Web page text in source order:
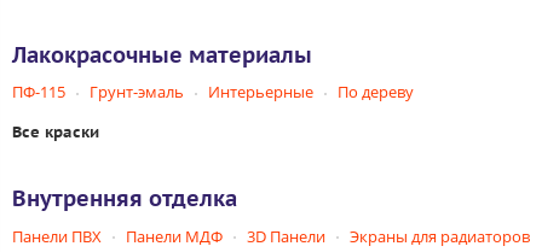
Лакокрасочные материалы
ПФ-115 Грунт-эмаль Интерьерные По дереву
Все краски
Внутренняя отделка
Панели ПВХ Панели МДФ 3D Панели
Экраны для радиаторов